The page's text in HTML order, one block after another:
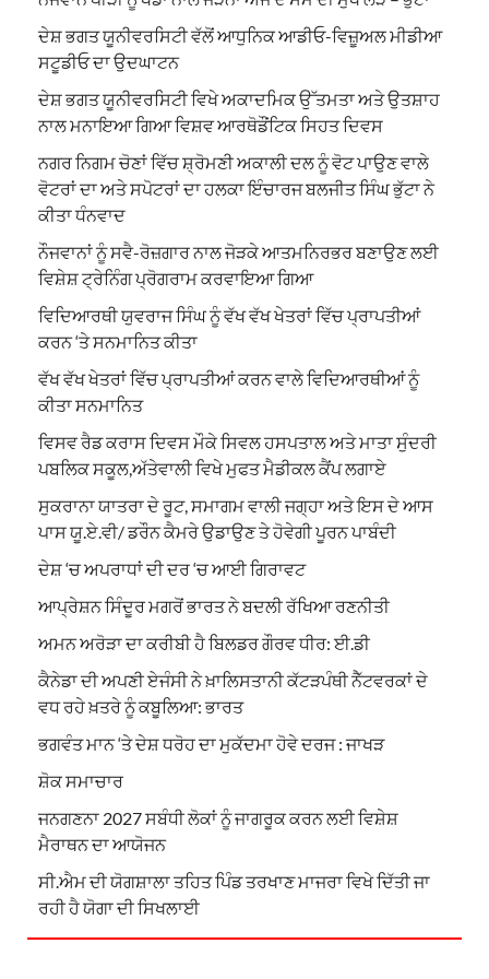
ਦੇਸ਼ ਭਗਤ ਯੂਨੀਵਰਸਿਟੀ ਵੱਲੋਂ ਆਧੁਨਿਕ ਆਡੀਓ-ਵਿਜ਼ੂਅਲ ਮੀਡੀਆ
ਸਟੂਡੀਓ ਦਾ ਉਦਘਾਟਨ
ਦੇਸ਼ ਭਗਤ ਯੂਨੀਵਰਸਿਟੀ ਵਿਖੇ ਅਕਾਦਮਿਕ ਉੱਤਮਤਾ ਅਤੇ ਉਤਸ਼ਾਹ
ਨਾਲ ਮਨਾਇਆ ਗਿਆ ਵਿਸ਼ਵ ਆਰਥੋਡੌਂਟਿਕ ਸਿਹਤ ਦਿਵਸ
ਨਗਰ ਨਿਗਮ ਚੋਣਾਂ ਵਿੱਚ ਸ਼੍ਰੋਮਣੀ ਅਕਾਲੀ ਦਲ ਨੂੰ ਵੋਟ ਪਾਉਣ ਵਾਲੇ
ਵੋਟਰਾਂ ਦਾ ਅਤੇ ਸਪੋਟਰਾਂ ਦਾ ਹਲਕਾ ਇੰਚਾਰਜ ਬਲਜੀਤ ਸਿੰਘ ਭੁੱਟਾ ਨੇ
ਕੀਤਾ ਧੰਨਵਾਦ
ਨੌਜਵਾਨਾਂ ਨੂੰ ਸਵੈ-ਰੋਜ਼ਗਾਰ ਨਾਲ ਜੋੜਕੇ ਆਤਮਨਿਰਭਰ ਬਣਾਉਣ ਲਈ
ਵਿਸ਼ੇਸ਼ ਟ੍ਰੇਨਿੰਗ ਪ੍ਰੋਗਰਾਮ ਕਰਵਾਇਆ ਗਿਆ
ਵਿਦਿਆਰਥੀ ਯੁਵਰਾਜ ਸਿੰਘ ਨੂੰ ਵੱਖ ਵੱਖ ਖੇਤਰਾਂ ਵਿੱਚ ਪ੍ਰਾਪਤੀਆਂ
ਕਰਨ ‘ਤੇ ਸਨਮਾਨਿਤ ਕੀਤਾ
ਵੱਖ ਵੱਖ ਖੇਤਰਾਂ ਵਿੱਚ ਪ੍ਰਾਪਤੀਆਂ ਕਰਨ ਵਾਲੇ ਵਿਦਿਆਰਥੀਆਂ ਨੂੰ
ਕੀਤਾ ਸਨਮਾਨਿਤ
ਵਿਸਵ ਰੈਡ ਕਰਾਸ ਦਿਵਸ ਮੌਕੇ ਸਿਵਲ ਹਸਪਤਾਲ ਅਤੇ ਮਾਤਾ ਸੁੰਦਰੀ
ਪਬਲਿਕ ਸਕੂਲ,ਅੱਤੇਵਾਲੀ ਵਿਖੇ ਮੁਫਤ ਮੈਡੀਕਲ ਕੈਂਪ ਲਗਾਏ
ਸੁਕਰਾਨਾ ਯਾਤਰਾ ਦੇ ਰੂਟ, ਸਮਾਗਮ ਵਾਲੀ ਜਗ੍ਹਾ ਅਤੇ ਇਸ ਦੇ ਆਸ
ਪਾਸ ਯੂ.ਏ.ਵੀ/ ਡਰੌਨ ਕੈਮਰੇ ਉਡਾਉਣ ਤੇ ਹੋਵੇਗੀ ਪੂਰਨ ਪਾਬੰਦੀ
ਦੇਸ਼ ‘ਚ ਅਪਰਾਧਾਂ ਦੀ ਦਰ ‘ਚ ਆਈ ਗਿਰਾਵਟ
ਆਪ੍ਰੇਸ਼ਨ ਸਿੰਦੂਰ ਮਗਰੋਂ ਭਾਰਤ ਨੇ ਬਦਲੀ ਰੱਖਿਆ ਰਣਨੀਤੀ
ਅਮਨ ਅਰੋੜਾ ਦਾ ਕਰੀਬੀ ਹੈ ਬਿਲਡਰ ਗੌਰਵ ਧੀਰ: ਈ.ਡੀ
ਕੈਨੇਡਾ ਦੀ ਅਪਣੀ ਏਜੰਸੀ ਨੇ ਖ਼ਾਲਿਸਤਾਨੀ ਕੱਟੜਪੰਥੀ ਨੈੱਟਵਰਕਾਂ ਦੇ
ਵਧ ਰਹੇ ਖ਼ਤਰੇ ਨੂੰ ਕਬੂਲਿਆ: ਭਾਰਤ
ਭਗਵੰਤ ਮਾਨ ‘ਤੇ ਦੇਸ਼ ਧਰੋਹ ਦਾ ਮੁਕੱਦਮਾ ਹੋਵੇ ਦਰਜ : ਜਾਖੜ
ਸ਼ੋਕ ਸਮਾਚਾਰ
ਜਨਗਣਨਾ 2027 ਸਬੰਧੀ ਲੋਕਾਂ ਨੂੰ ਜਾਗਰੂਕ ਕਰਨ ਲਈ ਵਿਸ਼ੇਸ਼
ਮੈਰਾਥਨ ਦਾ ਆਯੋਜਨ
ਸੀ.ਐਮ ਦੀ ਯੋਗਸ਼ਾਲਾ ਤਹਿਤ ਪਿੰਡ ਤਰਖਾਣ ਮਾਜਰਾ ਵਿਖੇ ਦਿੱਤੀ ਜਾ
ਰਹੀ ਹੈ ਯੋਗਾ ਦੀ ਸਿਖਲਾਈ